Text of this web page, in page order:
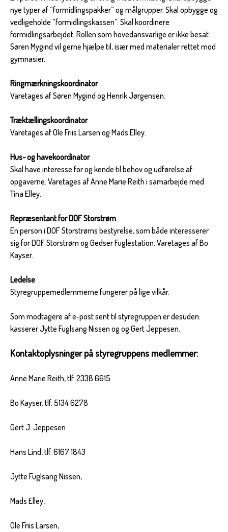
nye typer af ”formidlingspakker” og målgrupper. Skal opbygge og
vedligeholde ”formidlingskassen”. Skal koordinere
formidlingsarbejdet. Rollen som hovedansvarlige er ikke besat.
Søren Mygind vil gerne hjælpe til, især med materialer rettet mod
gymnasier.
Ringmærkningskoordinator
Varetages af Søren Mygind og Henrik Jørgensen.
Træktællingskoordinator
Varetages af Ole Friis Larsen og Mads Elley.
Hus- og havekoordinator
Skal have interesse for og kende til behov og udførelse af
opgaverne. Varetages af Anne Marie Reith i samarbejde med
Tina Elley.
Repræsentant for DOF Storstrøm
En person i DOF Storstrøms bestyrelse, som både interesserer
sig for DOF Storstrøm og Gedser Fuglestation. Varetages af Bo
Kayser.
Ledelse
Styregruppemedlemmerne fungerer på lige vilkår.
Som modtagere af e-post sent til styregruppen er desuden:
kasserer Jytte Fuglsang Nissen og og Gert Jeppesen.
Kontaktoplysninger på styregruppens medlemmer:
Anne Marie Reith, tlf. 2338 6615
Bo Kayser, tlf. 5134 6278
Gert J. Jeppesen
Hans Lind, tlf. 6167 1843
Jytte Fuglsang Nissen,
Mads Elley,
Ole Friis Larsen,